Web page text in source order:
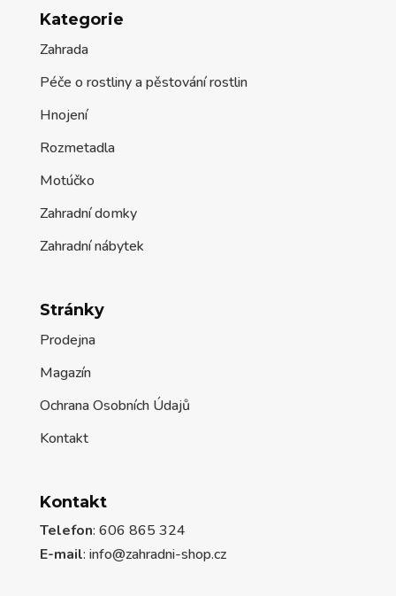
Kategorie
Zahrada
Péče o rostliny a pěstování rostlin
Hnojení
Rozmetadla
Motúčko
Zahradní domky
Zahradní nábytek
Stránky
Prodejna
Magazín
Ochrana Osobních Údajů
Kontakt
Kontakt
Telefon: 606 865 324
E-mail: info@zahradni-shop.cz